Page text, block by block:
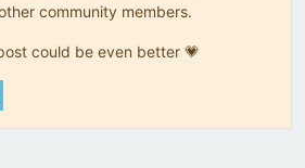
community members.
could be even better 💗